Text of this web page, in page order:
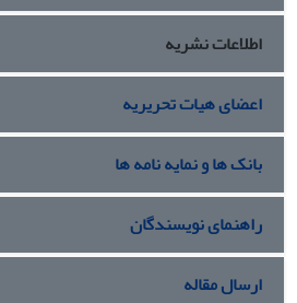
پارامترهای پروفایل مرحله دوم
اطلاعات نشریه
اعضای هیات تحریریه
بانک ها و نمایه نامه ها
راهنمای نویسندگان
ارسال مقاله